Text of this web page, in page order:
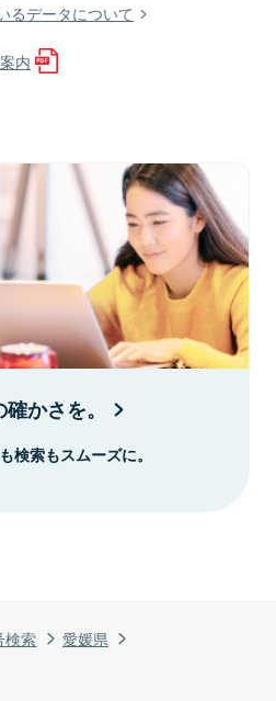
検索
愛媛県
るデータについて
内
かさを。
検索もスムーズに。